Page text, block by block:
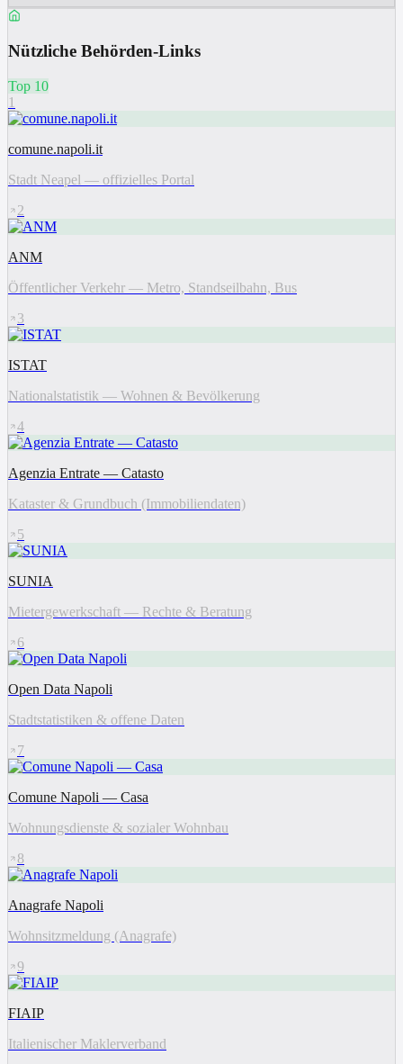
Nützliche Behörden-Links
Top 10
1
comune.napoli.it
Stadt Neapel — offizielles Portal
2
ANM
Öffentlicher Verkehr — Metro, Standseilbahn, Bus
3
ISTAT
Nationalstatistik — Wohnen & Bevölkerung
4
Agenzia Entrate — Catasto
Kataster & Grundbuch (Immobiliendaten)
5
SUNIA
Mietergewerkschaft — Rechte & Beratung
6
Open Data Napoli
Stadtstatistiken & offene Daten
7
Comune Napoli — Casa
Wohnungsdienste & sozialer Wohnbau
8
Anagrafe Napoli
Wohnsitzmeldung (Anagrafe)
9
FIAIP
Italienischer Maklerverband